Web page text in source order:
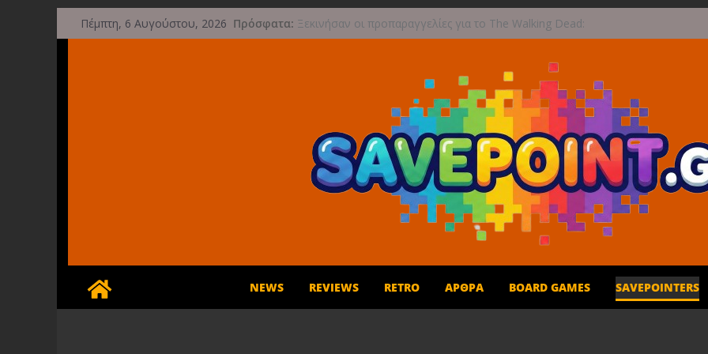
Μετάβαση
σε
Πέμπτη, 6 Αυγούστου, 2026 Πρόσφατα: Ξεκινήσαν οι προπαραγγελίες για το The Walking Dead:
Streets of Survival
Compatibility των Original Xbox & Xbox 360 στο PC
Bread & Fred: Φτάνει σε νέες κορυφές με αποκλειστικές
Limited Editions από την Atari
Έρχεται 1η Σεπτεμβρίου το Crimson Moon
Game Freak: Συνεχή updates για το Beast of Reincarnation
μετά την ανάμεικτη υποδοχή
NEWS REVIEWS RETRO ΆΡΘΡΑ BOARD GAMES SAVEPOINTERS